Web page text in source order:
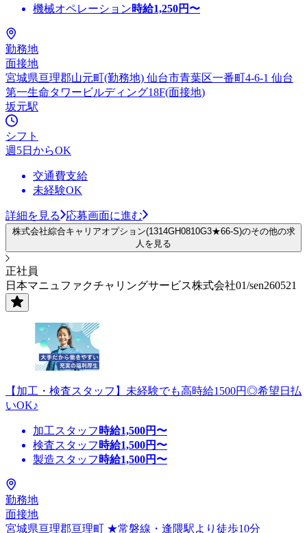
機械オペレーション時給1,250円〜
勤務地
面接地
宮城県亘理郡山元町(勤務地) 仙台市青葉区一番町4-6-1 仙台
第一生命タワービルディング18F(面接地)
坂元駅
シフト
週5日からOK
交通費支給
未経験OK
詳細を見る 応募画面に進む
株式会社綜合キャリアオプション(1314GH0810G3★66-S)のその他の求
人を見る
正社員
日本マニュファクチャリングサービス株式会社01/sen260521
【加工・検査スタッフ】未経験でも高時給1500円◎希望日払
いOK♪
加工スタッフ 時給1,500円〜
検査スタッフ 時給1,500円〜
製造スタッフ 時給1,500円〜
勤務地
面接地
宮城県亘理郡亘理町 ★常磐線・逢隈駅より徒歩10分